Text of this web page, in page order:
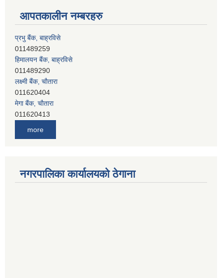
आपतकालीन नम्बरहरु
हिमालयन बैंक, बाह्रविसे
011489290
लक्ष्मी बैंक, चाैतारा
011620404
मेगा बैंक, चाैतारा
011620413
जनता बैंक, चाैतारा
011620406
सिभिल बैंक, मेलम्ची
011401055
more
नगरपालिका कार्यालयको ठेगाना